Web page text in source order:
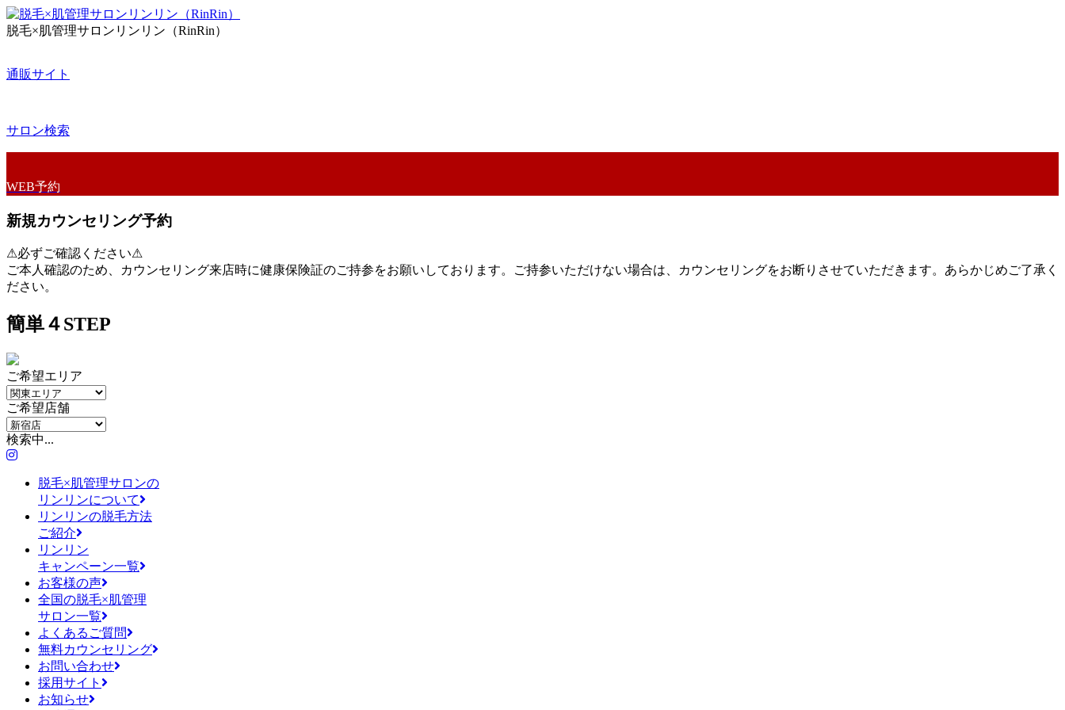
脱毛×肌管理サロンリンリン（RinRin）
通販サイト
サロン検索
WEB予約
新規カウンセリング予約
⚠必ずご確認ください⚠
ご本人確認のため、
カウンセリング来店時に健康保険証のご持参をお願いしております。ご持参いただけない場合は、カウンセリングをお断りさせていただきます。あらかじめご了承く
ださい。
簡単４STEP
ご希望エリア
ご希望店舗
検索中...
脱毛×肌管理サロンの
リンリンについて
リンリンの脱毛方法
ご紹介
リンリン
キャンペーン一覧
お客様の声
全国の脱毛×肌管理
サロン一覧
よくあるご質問
無料カウンセリング
お問い合わせ
採用サイト
お知らせ